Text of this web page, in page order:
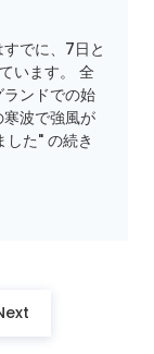
でに、7日と
います。 全
ンドでの始
波で強風が
た" の続き